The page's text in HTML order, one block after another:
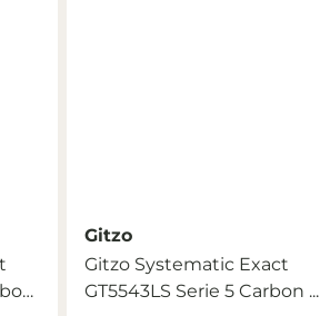
Gitzo
Gitzo Systematic Exact
GT5543LS Serie 5 Carbon ...